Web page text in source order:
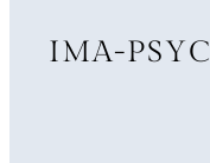
IMA-